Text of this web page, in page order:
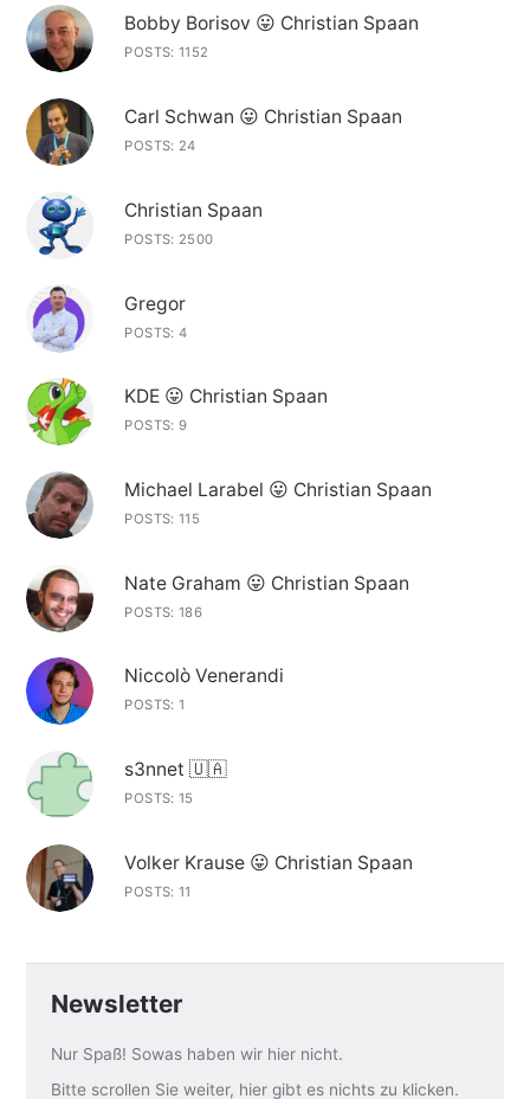
Bobby Borisov 😛 Christian Spaan
POSTS: 1152
Carl Schwan 😛 Christian Spaan
POSTS: 24
Christian Spaan
POSTS: 2500
Gregor
POSTS: 4
KDE 😛 Christian Spaan
POSTS: 9
Michael Larabel 😛 Christian Spaan
POSTS: 115
Nate Graham 😛 Christian Spaan
POSTS: 186
Niccolò Venerandi
POSTS: 1
s3nnet 🇺🇦
POSTS: 15
Volker Krause 😛 Christian Spaan
POSTS: 11
Newsletter
Nur Spaß! Sowas haben wir hier nicht.
Bitte scrollen Sie weiter, hier gibt es nichts zu klicken.